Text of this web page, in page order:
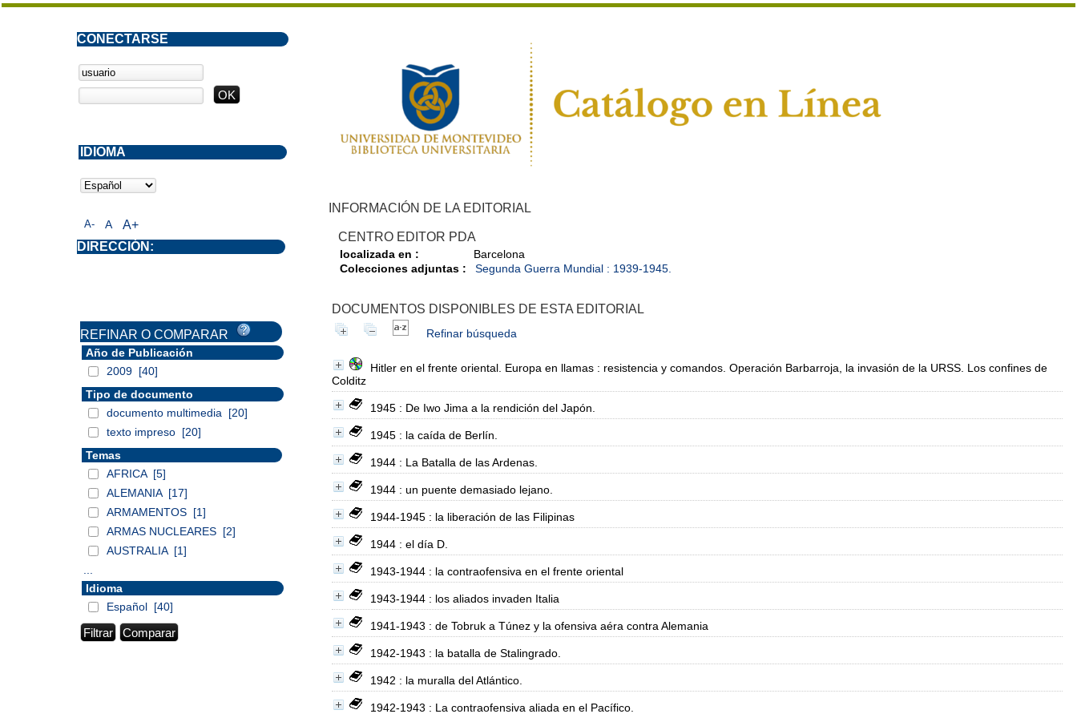
INFORMACIÓN DE LA EDITORIAL
CENTRO EDITOR PDA
localizada en :
Barcelona
Colecciones adjuntas :
Segunda Guerra Mundial : 1939-1945.
DOCUMENTOS DISPONIBLES DE ESTA EDITORIAL
Refinar búsqueda
Hitler en el frente oriental. Europa en llamas : resistencia y comandos. Operación Barbarroja, la invasión de la URSS. Los confines de
Colditz
1945 : De Iwo Jima a la rendición del Japón.
1945 : la caída de Berlín.
1944 : La Batalla de las Ardenas.
1944 : un puente demasiado lejano.
1944-1945 : la liberación de las Filipinas
1944 : el día D.
1943-1944 : la contraofensiva en el frente oriental
1943-1944 : los aliados invaden Italia
1941-1943 : de Tobruk a Túnez y la ofensiva aéra contra Alemania
1942-1943 : la batalla de Stalingrado.
1942 : la muralla del Atlántico.
1942-1943 : La contraofensiva aliada en el Pacífico.
A- A A+
CONECTARSE
DIRECCIÓN:
IDIOMA
REFINAR O COMPARAR
Año de Publicación
2009 [40]
Tipo de documento
documento multimedia
[20]
texto impreso [20]
Temas
AFRICA [5]
ALEMANIA [17]
ARMAMENTOS [1]
ARMAS NUCLEARES [2]
AUSTRALIA [1]
Idioma
Español [40]